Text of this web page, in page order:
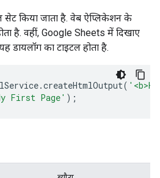
किया जाता है. वेब ऐप्लिकेशन के
है. वहीं, Google Sheets में दिखाए
डायलॉग का टाइटल होता है.
.createHtmlOutput(
First Page' );